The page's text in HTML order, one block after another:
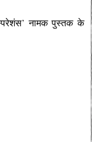
नामक पुस्तक के